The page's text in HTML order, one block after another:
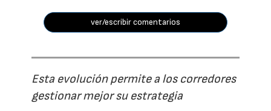
ver/escribir comentarios
Esta evolución permite a los corredores
gestionar mejor su estrategia